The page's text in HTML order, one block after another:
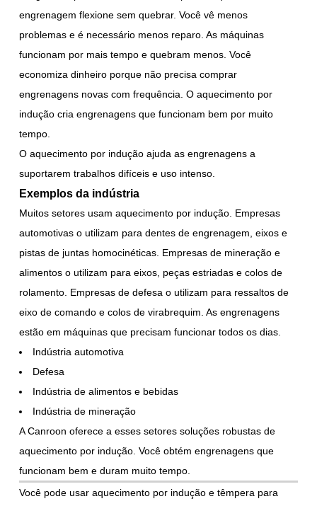
engrenagem flexione sem quebrar. Você vê menos
problemas e é necessário menos reparo. As máquinas
funcionam por mais tempo e quebram menos. Você
economiza dinheiro porque não precisa comprar
engrenagens novas com frequência. O aquecimento por
indução cria engrenagens que funcionam bem por muito
tempo.
O aquecimento por indução ajuda as engrenagens a
suportarem trabalhos difíceis e uso intenso.
Exemplos da indústria
Muitos setores usam aquecimento por indução. Empresas
automotivas o utilizam para dentes de engrenagem, eixos e
pistas de juntas homocinéticas. Empresas de mineração e
alimentos o utilizam para eixos, peças estriadas e colos de
rolamento. Empresas de defesa o utilizam para ressaltos de
eixo de comando e colos de virabrequim. As engrenagens
estão em máquinas que precisam funcionar todos os dias.
Indústria automotiva
Defesa
Indústria de alimentos e bebidas
Indústria de mineração
A Canroon oferece a esses setores soluções robustas de
aquecimento por indução. Você obtém engrenagens que
funcionam bem e duram muito tempo.
Você pode usar aquecimento por indução e têmpera para